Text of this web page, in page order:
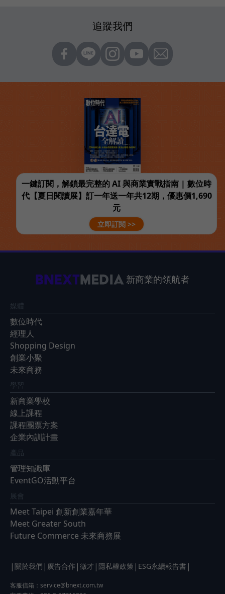
追蹤我們
一鍵訂閱，解鎖最完整的 AI 與商業實戰指南 | 數位時
代【夏日閱讀展】訂一年送一年共12期，優惠價1,690
元
立即訂閱 >>
新商業的領航者
媒體
數位時代
經理人
Shopping Design
創業小聚
未來商務
學習
新商業學校
線上課程
課程團票方案
企業內訓計畫
產品
管理知識庫
EventGO活動平台
展會
Meet Taipei 創新創業嘉年華
Meet Greater South
Future Commerce 未來商務展
| 關於我們 | 廣告合作 | 徵才 | 隱私權政策 | ESG永續報告書 |
客服信箱： service@bnext.com.tw